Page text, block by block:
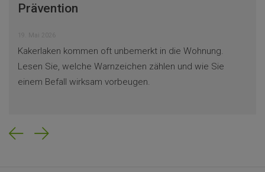
Prävention
Kakerlaken kommen oft unbemerkt in die Wohnung.
Lesen Sie, welche Warnzeichen zählen und wie Sie
einem Befall wirksam vorbeugen.
Previous
Next